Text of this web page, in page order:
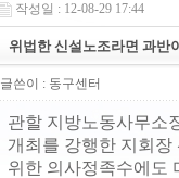
작성일 : 12-08-29 17:44
위법한 신설노조라면 과반
글쓴이 : 동구센터
관할 지방노동사무소
개최를 강행한 지회
위한 의사정족수에도